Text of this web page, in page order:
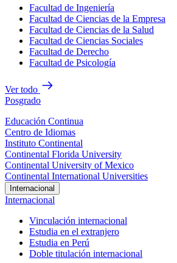
Facultad de Ingeniería
Facultad de Ciencias de la Empresa
Facultad de Ciencias de la Salud
Facultad de Ciencias Sociales
Facultad de Derecho
Facultad de Psicología
Ver todo
Posgrado
Educación Continua
Centro de Idiomas
Instituto Continental
Continental Florida University
Continental University of Mexico
Continental International Universities
Internacional
Internacional
Vinculación internacional
Estudia en el extranjero
Estudia en Perú
Doble titulación internacional